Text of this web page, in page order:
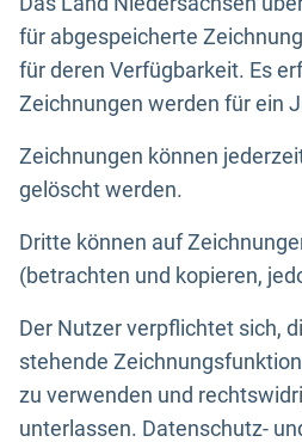
für abgespeicherte
für deren Verfügbarkeit. Es
Zeichnungen werden für ein
Zeichnungen können
gelöscht werden.
Dritte können auf
(betrachten und kopieren,
Der Nutzer verpflichtet sich,
stehende
zu verwenden und
unterlassen. Datenschutz-